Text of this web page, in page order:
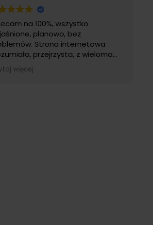
na 100%, wszystko
planowo, bez
Strona internetowa
przejrzysta, z wieloma
użytkowania. Obsługa
i znająca się na rzeczy. Na
więcej